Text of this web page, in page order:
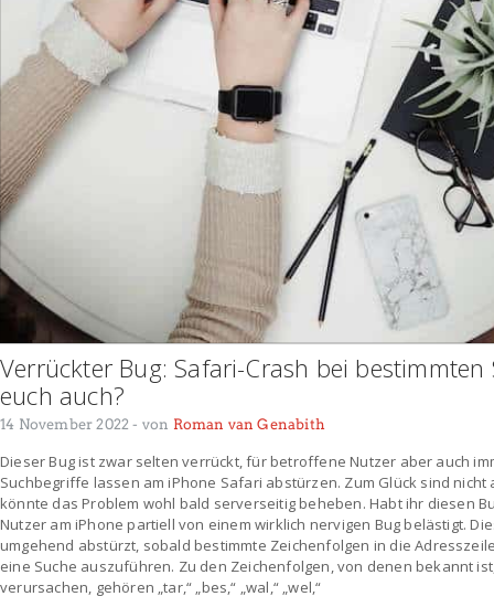
Verrückter Bug: Safari-Crash bei
euch auch?
14 November 2022 - von Roman van Genabith
Dieser Bug ist zwar selten verrückt, für betroffene Nutzer aber auch
Suchbegriffe lassen am iPhone Safari abstürzen. Zum Glück sind
könnte das Problem wohl bald serverseitig beheben. Habt ihr diesen
Nutzer am iPhone partiell von einem wirklich nervigen Bug belästigt.
umgehend abstürzt, sobald bestimmte Zeichenfolgen in die
eine Suche auszuführen. Zu den Zeichenfolgen, von denen bekannt
verursachen, gehören „tar,“ „bes,“ „wal,“ „wel,“